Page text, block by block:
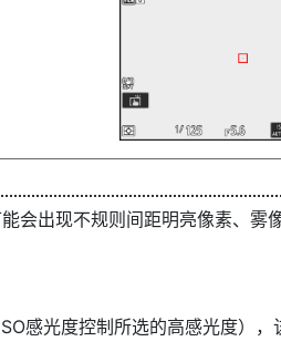
会出现不规则间距明亮像素、雾
感光度控制所选的高感光度），